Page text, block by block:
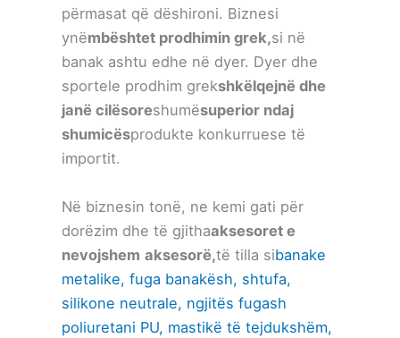
përmasat që dëshironi. Biznesi
ynëmbështet prodhimin grek,si në
banak ashtu edhe në dyer. Dyer dhe
sportele prodhim grekshkëlqejnë dhe
janë cilësoreshumësuperior ndaj
shumicësprodukte konkurruese të
importit.
Në biznesin tonë, ne kemi gati për
dorëzim dhe të gjithaaksesoret e
nevojshem aksesorë,të tilla sibanake
metalike, fuga banakësh, shtufa,
silikone neutrale, ngjitës fugash
poliuretani PU, mastikë të tejdukshëm,